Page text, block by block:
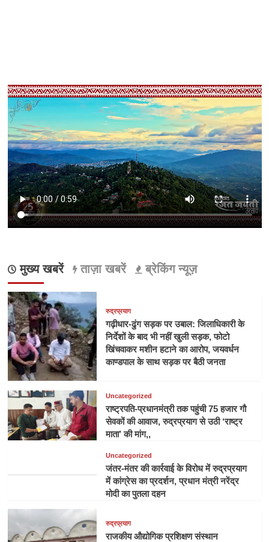
मुख्य खबरें ताज़ा खबरें ब्रेकिंग न्यूज़
रुद्रप्रयाग
गढ़ीधार-ढुंग सड़क पर उबाल: जिलाधिकारी के
निर्देशों के बाद भी नहीं खुली सड़क, फोटो
खिंचवाकर मशीन हटाने का आरोप, जयवर्धन
काण्डपाल के साथ सड़क पर बैठी जनता
Uncategorized
राष्ट्रपति-प्रधानमंत्री तक पहुंची 75 हजार गौ
सेवकों की आवाज, रुद्रप्रयाग से उठी ‘राष्ट्र
माता’ की मांग,,
Uncategorized
जंतर-मंतर की कार्रवाई के विरोध में रुद्रप्रयाग
में कांग्रेस का प्रदर्शन, प्रधान मंत्री नरेंद्र
मोदी का पुतला दहन
रुद्रप्रयाग
राजकीय औद्योगिक प्रशिक्षण संस्थान